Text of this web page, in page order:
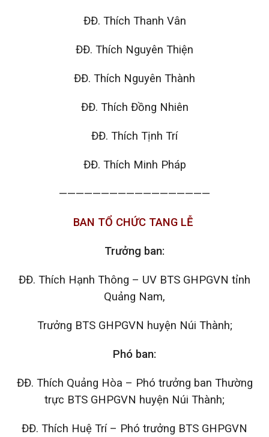
ĐĐ. Thích Thanh Vân
ĐĐ. Thích Nguyên Thiện
ĐĐ. Thích Nguyên Thành
ĐĐ. Thích Đồng Nhiên
ĐĐ. Thích Tịnh Trí
ĐĐ. Thích Minh Pháp
——————————————————
BAN TỔ CHỨC TANG LỄ
Trưởng ban:
ĐĐ. Thích Hạnh Thông – UV BTS GHPGVN tỉnh
Quảng Nam,
Trưởng BTS GHPGVN huyện Núi Thành;
Phó ban:
ĐĐ. Thích Quảng Hòa – Phó trưởng ban Thường
trực BTS GHPGVN huyện Núi Thành;
ĐĐ. Thích Huệ Trí – Phó trưởng BTS GHPGVN